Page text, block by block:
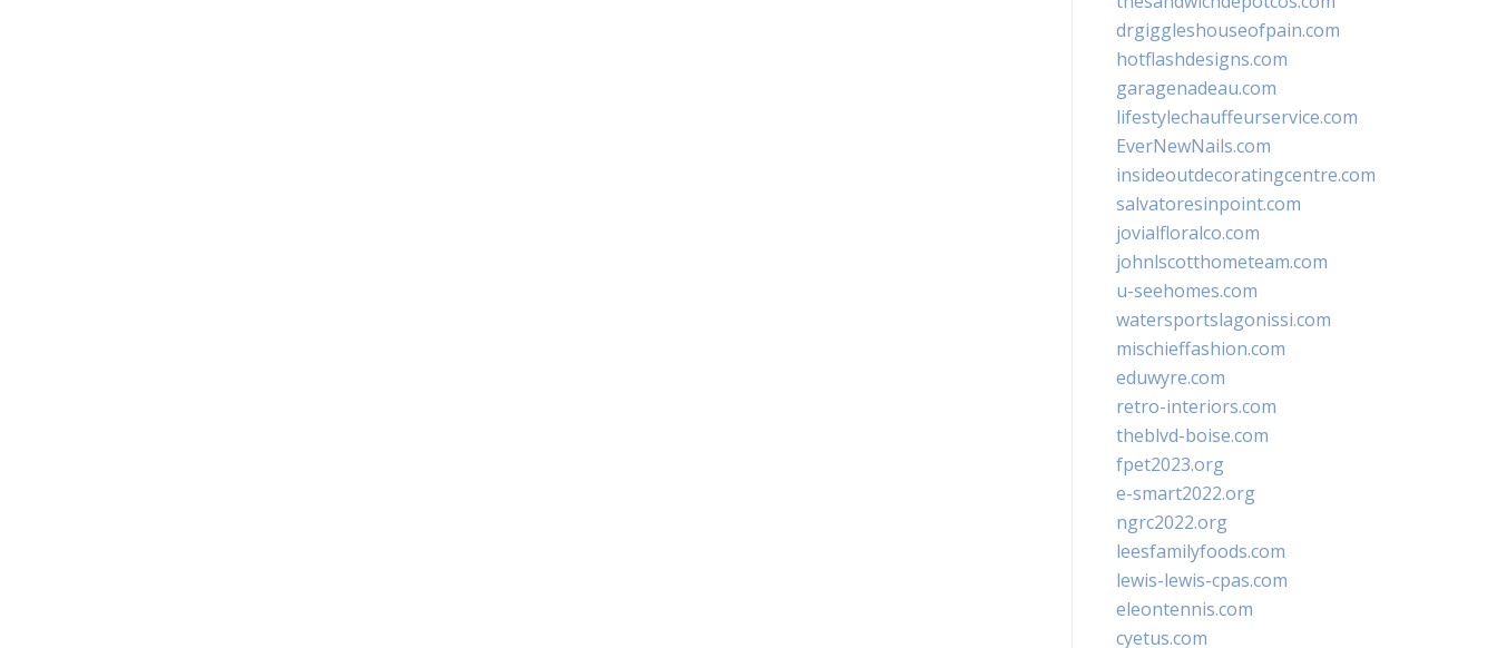
drgiggleshouseofpain.com
hotflashdesigns.com
garagenadeau.com
lifestylechauffeurservice.com
EverNewNails.com
insideoutdecoratingcentre.com
salvatoresinpoint.com
jovialfloralco.com
johnlscotthometeam.com
u-seehomes.com
watersportslagonissi.com
mischieffashion.com
eduwyre.com
retro-interiors.com
theblvd-boise.com
fpet2023.org
e-smart2022.org
ngrc2022.org
leesfamilyfoods.com
lewis-lewis-cpas.com
eleontennis.com
cyetus.com